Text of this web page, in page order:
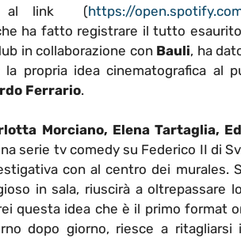
al link (https://
ha fatto registrare il tutto esaurito
in collaborazione con Bauli, ha
la propria idea cinematografica al
Ferrario.
Morciano, Elena Tartaglia,
serie tv comedy su Federico II di
con al centro dei murales.
in sala, riuscirà a oltrepassare
questa idea che è il primo format
dopo giorno, riesce a